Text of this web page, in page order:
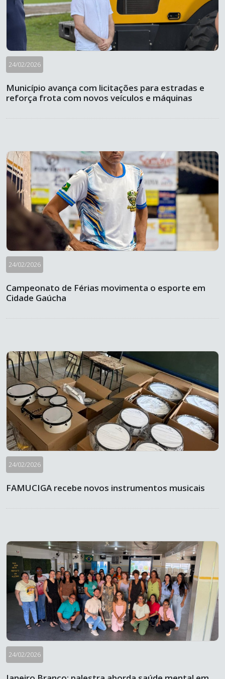
24/02/2026
Município avança com licitações para estradas e
reforça frota com novos veículos e máquinas
24/02/2026
Campeonato de Férias movimenta o esporte em
Cidade Gaúcha
24/02/2026
FAMUCIGA recebe novos instrumentos musicais
24/02/2026